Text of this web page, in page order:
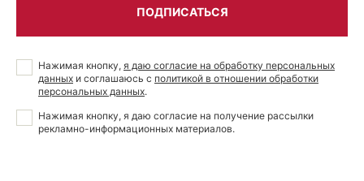
ПОДПИСАТЬСЯ
Нажимая кнопку, я даю согласие на обработку персональных
данных и соглашаюсь с политикой в отношении обработки
персональных данных.
Нажимая кнопку, я даю согласие на получение рассылки
рекламно-информационных материалов.